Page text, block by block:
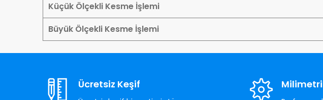
Küçük Ölçekli Kesme İşlemi
Büyük Ölçekli Kesme İşlemi
Ücretsiz Keşif